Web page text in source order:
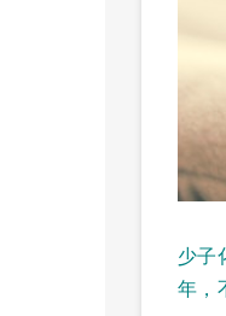
少子
年，